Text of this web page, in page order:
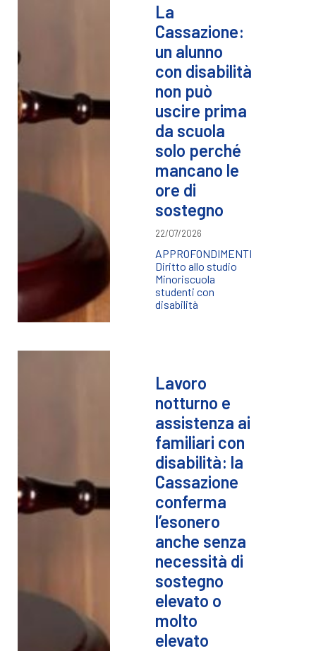
La
Cassazione:
un alunno
con disabilità
non può
uscire prima
da scuola
solo perché
mancano le
ore di
sostegno
22/07/2026
APPROFONDIMENTI
Diritto allo studio
Minoriscuola
studenti con
disabilità
Lavoro
notturno e
assistenza ai
familiari con
disabilità: la
Cassazione
conferma
l’esonero
anche senza
necessità di
sostegno
elevato o
molto
elevato